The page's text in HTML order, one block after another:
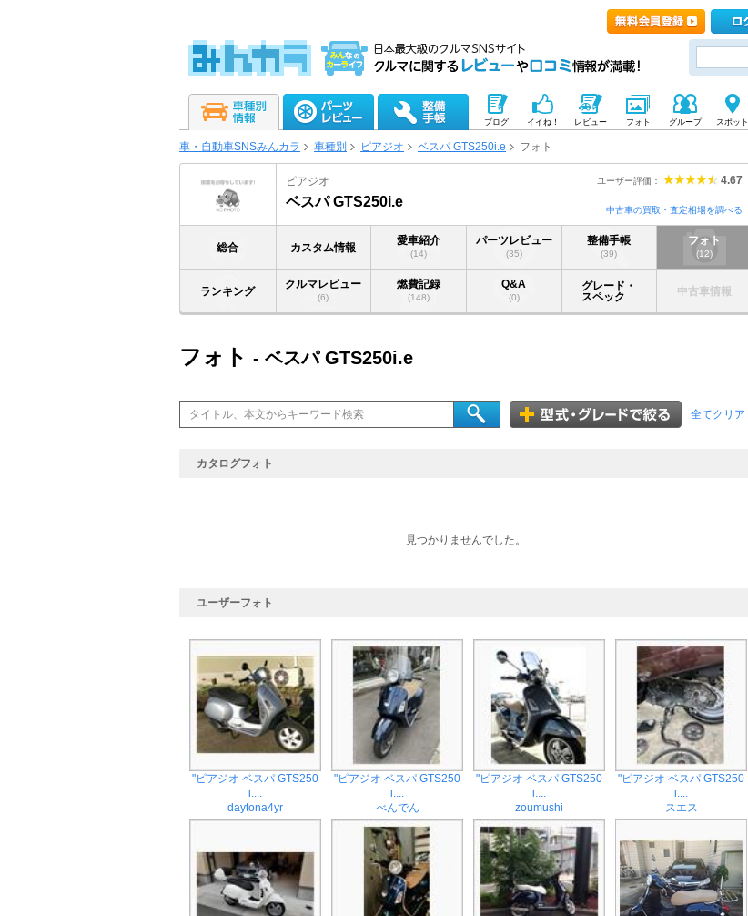
ブログ イイね！ レビュー フォト グループ スポット
車・自動車SNSみんカラ 車種別 ピアジオ ベスパ GTS250i.e フォト
ユーザー評価： 4.67
ピアジオ
ベスパ GTS250i.e
中古車の買取・査定相場を調べる
総合 カスタム情報
愛車紹介
(14)
パーツレビュー
(35)
整備手帳
(39)
フォト
(12)
ランキング
クルマレビュー
(6)
燃費記録
(148)
Q&A
(0)
グレード・
スペック
中古車情報
フォト - ベスパ GTS250i.e
全てクリア
カタログフォト
見つかりませんでした。
ユーザーフォト
"ピアジオ ベスパ GTS250
i....
daytona4yr
"ピアジオ ベスパ GTS250
i....
べんでん
"ピアジオ ベスパ GTS250
i....
zoumushi
"ピアジオ ベスパ GTS250
i....
スエス